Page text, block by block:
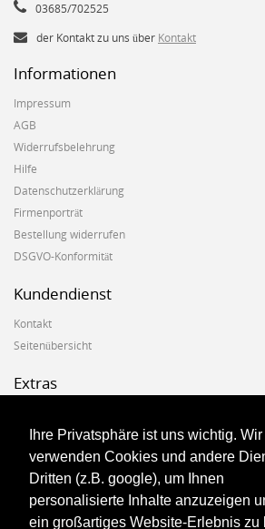
Ihre Privatsphäre ist uns wichtig. Wir
verwenden Cookies und andere
Dritten (z.B. google), um Ihnen
personalisierte Inhalte anzuzeigen
ein großartiges Website-Erlebnis zu
03685/702525
der Kontakt zu uns über Kontakt
Informationen
Impressum
AGB
Widerrufsbelehrung
Hilfe
Datenschutzerklärung
Firmenporträt
Bestellung widerrufen
DSGVO-Konformität
Kundendienst
Kontakt
Seitenübersicht
Extras
Geschenkgutscheine
Angebote
Konto
Konto